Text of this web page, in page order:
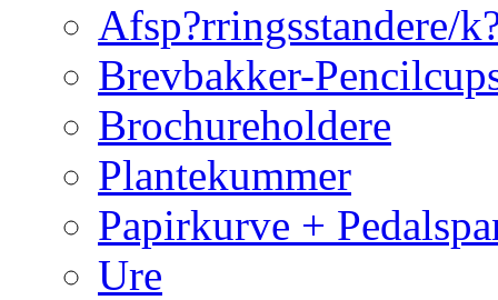
Afsp?rringsstandere/
Brevbakker-
Brochureholdere
Plantekummer
Papirkurve +
Ure